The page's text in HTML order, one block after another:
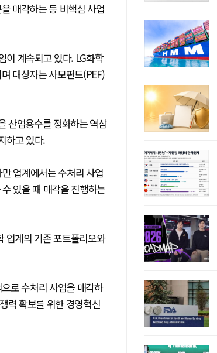
매각하는 등 비핵심 사업
이 계속되고 있다. LG화학
대상자는 사모펀드(PEF)
산업용수를 정화하는 역삼
하고 있다.
업계에서는 수처리 사업
있을 때 매각을 진행하는
업계의 기존 포트폴리오와
로 수처리 사업을 매각하
력 확보를 위한 경영혁신